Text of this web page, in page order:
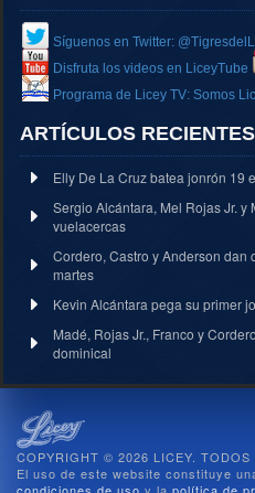
Síguenos en Twitter:
Disfruta los videos en LiceyTube
Programa de Licey TV: Somos
ARTÍCULOS RECIENTES
Elly De La Cruz batea jonrón 19
Sergio Alcántara, Mel Rojas Jr. y
vuelacercas
Cordero, Castro y Anderson
martes
Kevin Alcántara pega su primer
Madé, Rojas Jr., Franco y
dominical
COPYRIGHT © 2026 LICEY. TODOS
El uso de este website constituye
condiciones de uso y la política de